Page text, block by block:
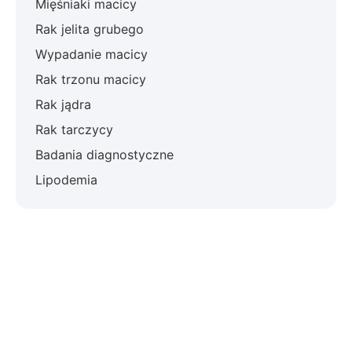
Mięśniaki macicy
Rak jelita grubego
Wypadanie macicy
Rak trzonu macicy
Rak jądra
Rak tarczycy
Badania diagnostyczne
Lipodemia